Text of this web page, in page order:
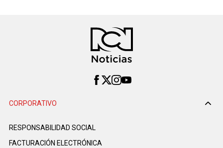
CORPORATIVO
RESPONSABILIDAD SOCIAL
FACTURACIÓN ELECTRÓNICA